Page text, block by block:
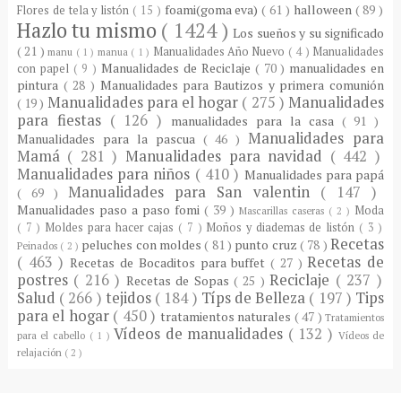
Flores de tela y listón ( 15 ) foami(goma eva)( 61 ) halloween ( 89 )
Hazlo tu mismo ( 1424 )Los sueños y su significado
( 21 )manu ( 1 ) manua ( 1 ) Manualidades Año Nuevo ( 4 ) Manualidades
con papel ( 9 )Manualidades de Reciclaje ( 70 ) manualidades en
pintura ( 28 ) Manualidades para Bautizos y primera comunión
( 19 ) Manualidades para el hogar ( 275 )Manualidades
para fiestas ( 126 ) manualidades para la casa ( 91 )
Manualidades para la pascua ( 46 )Manualidades para
Mamá ( 281 ) Manualidades para navidad ( 442 )
Manualidades para niños ( 410 ) Manualidades para papá
( 69 )Manualidades para San valentin ( 147 )
Manualidades paso a paso fomi ( 39 )Mascarillas caseras ( 2 ) Moda
( 7 ) Moldes para hacer cajas ( 7 ) Moños y diademas de listón ( 3 )
Peinados ( 2 ) peluches con moldes( 81 ) punto cruz( 78 )Recetas
( 463 )Recetas de Bocaditos para buffet( 27 )Recetas de
postres ( 216 ) Recetas de Sopas( 25 )Reciclaje ( 237 )
Salud ( 266 ) tejidos ( 184 ) Típs de Belleza ( 197 ) Tips
para el hogar ( 450 ) tratamientos naturales ( 47 )Tratamientos
para el cabello ( 1 ) Vídeos de manualidades ( 132 ) Vídeos de
relajación ( 2 )